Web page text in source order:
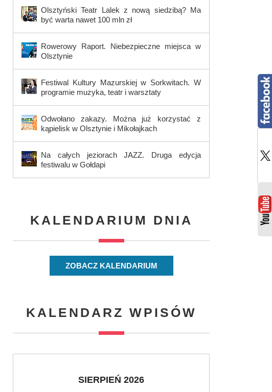
Olsztyński Teatr Lalek z nową siedzibą? Ma
być warta nawet 100 mln zł
Rowerowy Raport. Niebezpieczne miejsca w
Olsztynie
Festiwal Kultury Mazurskiej w Sorkwitach. W
programie muzyka, teatr i warsztaty
Odwołano zakazy. Można już korzystać z
kąpielisk w Olsztynie i Mikołajkach
Na całych jeziorach JAZZ. Druga edycja
festiwalu w Gołdapi
KALENDARIUM DNIA
ZOBACZ KALENDARIUM
KALENDARZ WPISÓW
SIERPIEŃ 2026